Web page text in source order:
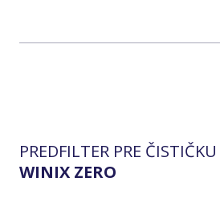
PREDFILTER PRE
WINIX ZERO